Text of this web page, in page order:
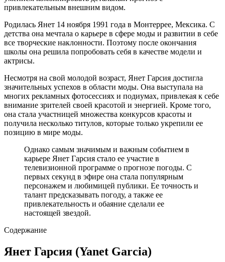
привлекательным внешним видом.
Родилась Янет 14 ноября 1991 года в Монтеррее, Мексика. С
детства она мечтала о карьере в сфере моды и развитии в себе
все творческие наклонности. Поэтому после окончания
школы она решила попробовать себя в качестве модели и
актрисы.
Несмотря на свой молодой возраст, Янет Гарсия достигла
значительных успехов в области моды. Она выступала на
многих рекламных фотосессиях и подиумах, привлекая к себе
внимание зрителей своей красотой и энергией. Кроме того,
она стала участницей множества конкурсов красоты и
получила несколько титулов, которые только укрепили ее
позицию в мире моды.
Однако самым значимым и важным событием в
карьере Янет Гарсия стало ее участие в
телевизионной программе о прогнозе погоды. С
первых секунд в эфире она стала популярным
персонажем и любимицей публики. Ее точность и
талант предсказывать погоду, а также ее
привлекательность и обаяние сделали ее
настоящей звездой.
Содержание
Янет Гарсия (Yanet Garcia)